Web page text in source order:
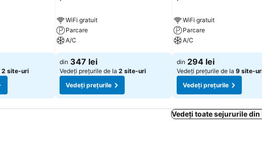
2 site-uri
WiFi gratuit
Parcare
A/C
din 347 lei
Vedeți prețurile de la 2 site-uri
Vedeți prețurile
WiFi gratuit
Parcare
A/C
din 294 lei
Vedeți prețurile de la 9 site-
Vedeți prețurile
Vedeți toate sejururile